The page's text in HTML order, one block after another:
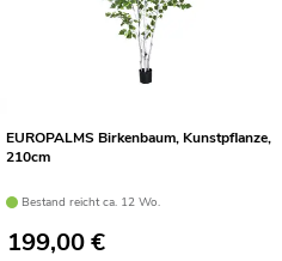
EUROPALMS Birkenbaum, Kunstpflanze,
210cm
Bestand reicht ca. 12 Wo.
199,00€